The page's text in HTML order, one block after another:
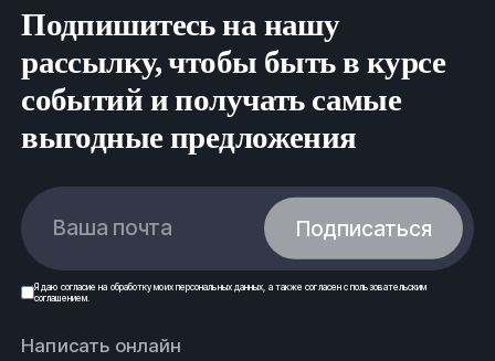
Подпишитесь на нашу
рассылку, чтобы быть в курсе
событий и получать самые
выгодные предложения
Ваша почта Подписаться
Я даю согласие на обработку моих персональных данных , а также согласен спользовательским
соглашением.
Написать онлайн